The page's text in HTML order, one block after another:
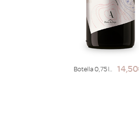
Botella 0,75 l.. 14,50